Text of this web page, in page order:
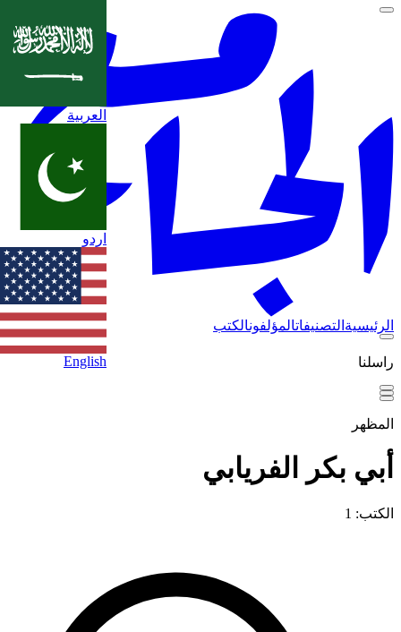
الرئيسية التصنيفاتالمؤلفونالكتب
راسلنا
العربية
اردو
English
المظهر
أبي بكر الفريابي
الكتب: 1